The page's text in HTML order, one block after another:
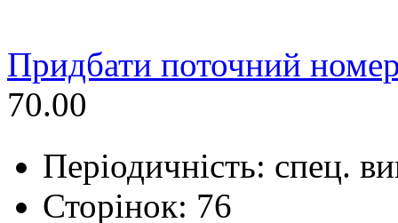
Придбати поточний
70.00
Періодичність: спец.
Сторінок: 76